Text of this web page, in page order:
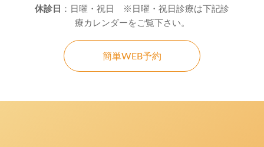
休診日 ：日曜・祝日 ※日曜・祝日診療は下記診
療カレンダーをご覧下さい。
簡単WEB予約